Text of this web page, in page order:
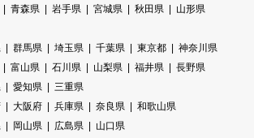
青森県 岩手県 宮城県 秋田県
山形県
群馬県 埼玉県 千葉県 東京都
神奈川県
富山県 石川県 山梨県 福井県
長野県
愛知県
三重県
大阪府 兵庫県 奈良県
和歌山県
岡山県 広島県
山口県